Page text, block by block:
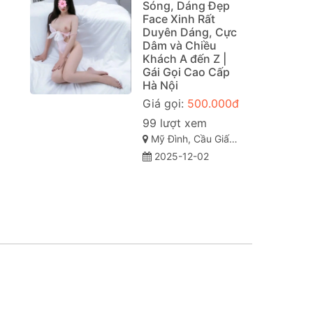
Sóng, Dáng Đẹp
Face Xinh Rất
Duyên Dáng, Cực
Dâm và Chiều
Khách A đến Z |
Gái Gọi Cao Cấp
Hà Nội
Giá gọi: 500.000đ
99 lượt xem
Mỹ Đình, Cầu Giấy, TP Hà Nội
2025-12-02